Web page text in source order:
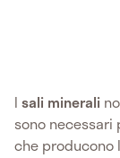
I sali minerali
sono
che producono